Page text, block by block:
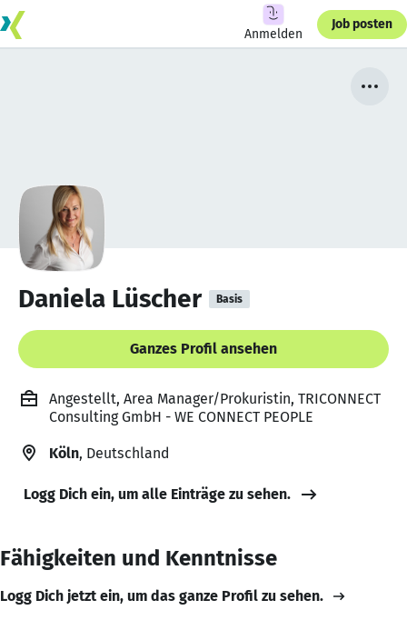
Anmelden
Job posten
Daniela Lüscher Basis
Ganzes Profil ansehen
Angestellt, Area Manager/Prokuristin, TRICONNECT
Consulting GmbH - WE CONNECT PEOPLE
Köln, Deutschland
Logg Dich ein, um alle Einträge zu sehen.
Fähigkeiten und Kenntnisse
Logg Dich jetzt ein, um das ganze Profil zu sehen.